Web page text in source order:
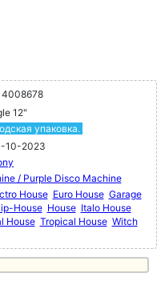
4008678
12"
упаковка.
10-2023
/ Purple Disco Machine
House Euro House Garage
House House Italo House
House Tropical House Witch